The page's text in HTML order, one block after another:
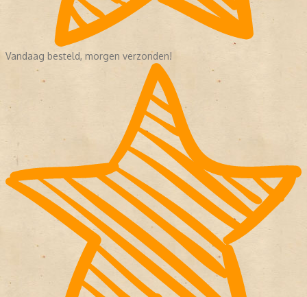
Vandaag besteld, morgen verzonden!